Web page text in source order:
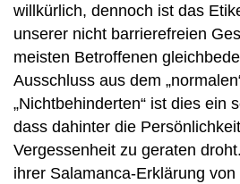
willkürlich, dennoch ist das
unserer nicht barrierefreien
meisten Betroffenen
Ausschluss aus dem
„Nichtbehinderten“ ist dies ein
dass dahinter die
Vergessenheit zu geraten
ihrer Salamanca-Erklärung von